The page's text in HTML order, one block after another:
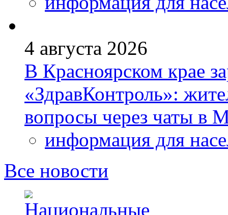
4 августа 2026
В Красноярском крае
«ЗдравКонтроль»:
вопросы через чаты в
информация для
Все новости